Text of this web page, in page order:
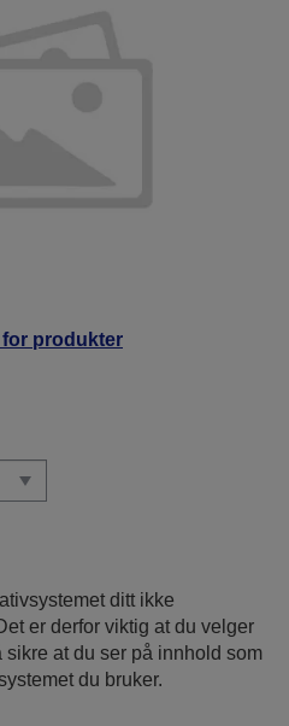
produkter
ditt ikke
er derfor viktig at du velger
sikre at du ser på innhold som
du bruker.